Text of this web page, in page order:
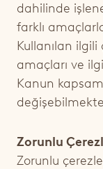
dahilinde
farklı
Kullanılan
amaçları ve
Kanun
Zorunlu
Zorunlu